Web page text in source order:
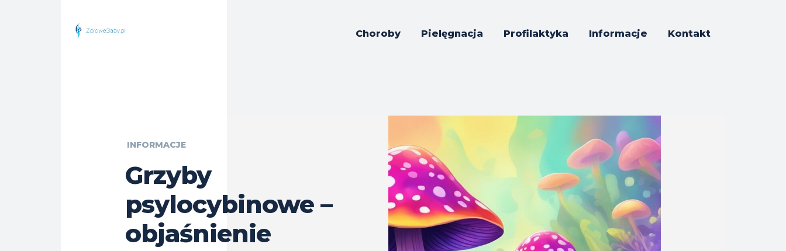
Choroby Pielęgnacja Profilaktyka Informacje Kontakt
INFORMACJE
Grzyby
psylocybinowe –
objaśnienie